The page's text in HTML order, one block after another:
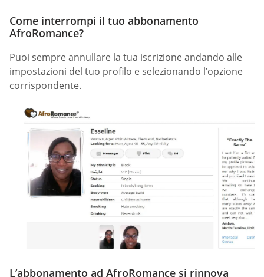
Come interrompi il tuo abbonamento
AfroRomance?
Puoi sempre annullare la tua iscrizione andando alle
impostazioni del tuo profilo e selezionando l’opzione
corrispondente.
L’abbonamento ad AfroRomance si rinnova